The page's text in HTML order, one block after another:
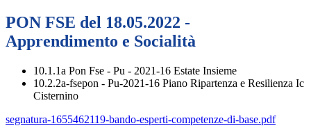
PON FSE del 18.05.2022 -
Apprendimento e Socialità
10.1.1a Pon Fse - Pu - 2021-16 Estate Insieme
10.2.2a-fsepon - Pu-2021-16 Piano Ripartenza e Resilienza Ic
Cisternino
segnatura-1655462119-bando-esperti-competenze-di-base.pdf